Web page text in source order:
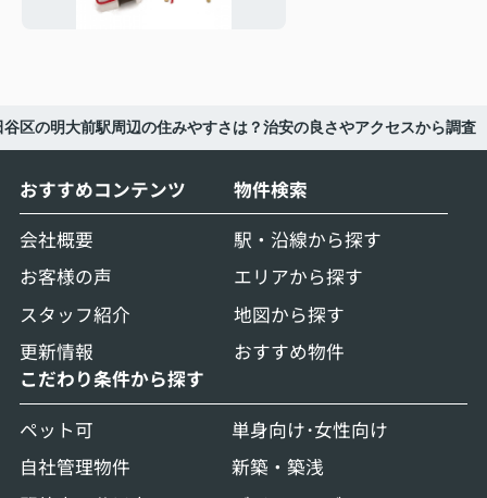
谷区の明大前駅周辺の住みやすさは？治安の良さやアクセスから調査
おすすめコンテンツ
会社概要
お客様の声
スタッフ紹介
更新情報
物件検索
駅・沿線から探す
エリアから探す
地図から探す
おすすめ物件
こだわり条件から探す
ペット可
自社管理物件
単身向け･女性向け
新築・築浅